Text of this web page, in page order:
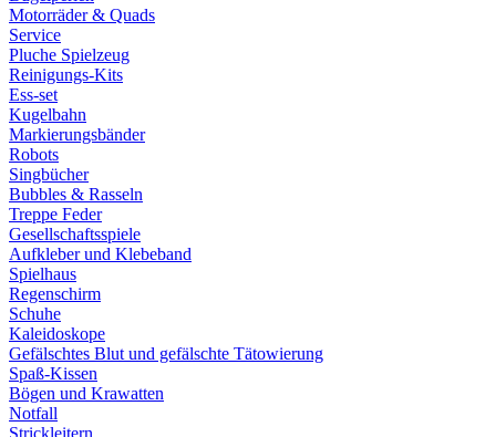
Motorräder & Quads
Service
Pluche Spielzeug
Reinigungs-Kits
Ess-set
Kugelbahn
Markierungsbänder
Robots
Singbücher
Bubbles & Rasseln
Treppe Feder
Gesellschaftsspiele
Aufkleber und Klebeband
Spielhaus
Regenschirm
Schuhe
Kaleidoskope
Gefälschtes Blut und gefälschte Tätowierung
Spaß-Kissen
Bögen und Krawatten
Notfall
Strickleitern